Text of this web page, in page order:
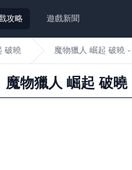
攻略 遊戲新聞
破曉 魔物獵人 崛起 破曉
魔物獵人 崛起 破